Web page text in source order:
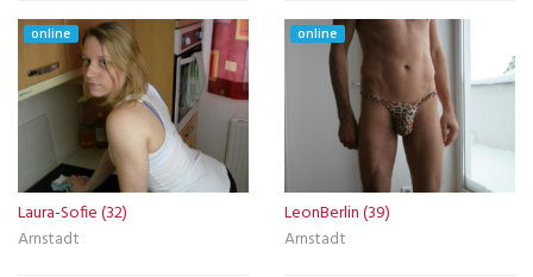
online
Laura-Sofie (32)
Arnstadt
online
LeonBerlin (39)
Arnstadt